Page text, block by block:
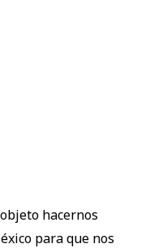
hacernos
para que nos